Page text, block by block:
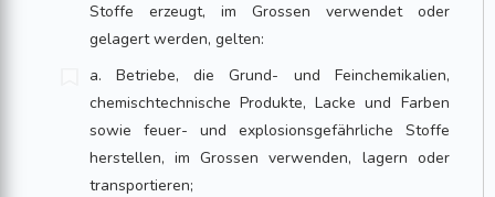
Stoffe erzeugt, im Grossen verwendet oder
gelagert werden, gelten:
a. Betriebe, die Grund- und Feinchemikalien,
chemischtechnische Produkte, Lacke und Farben
sowie feuer- und explosionsgefährliche Stoffe
herstellen, im Grossen verwenden, lagern oder
transportieren;